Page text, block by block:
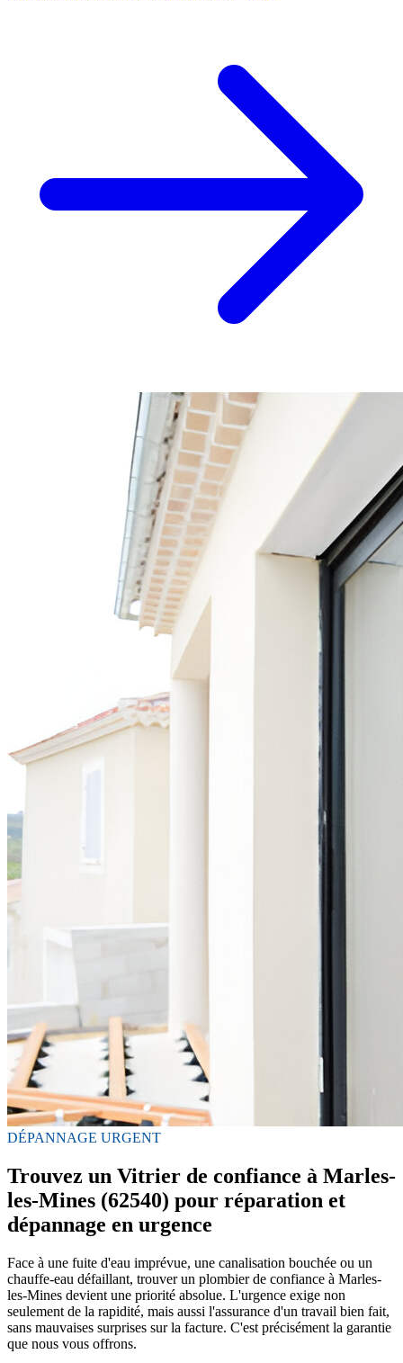
DÉPANNAGE URGENT
Trouvez un Vitrier de confiance à Marles-
les-Mines (62540) pour réparation et
dépannage en urgence
Face à une fuite d'eau imprévue, une canalisation bouchée ou un
chauffe-eau défaillant, trouver un plombier de confiance à Marles-
les-Mines devient une priorité absolue. L'urgence exige non
seulement de la rapidité, mais aussi l'assurance d'un travail bien fait,
sans mauvaises surprises sur la facture. C'est précisément la garantie
que nous vous offrons.